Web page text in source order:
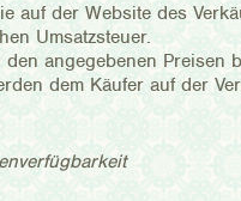
auf der Website des
Umsatzsteuer.
angegebenen Preisen
dem Käufer auf der